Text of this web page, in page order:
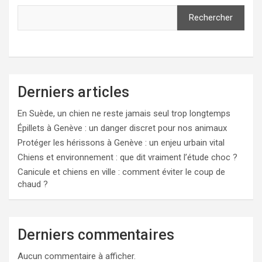
Rechercher
Derniers articles
En Suède, un chien ne reste jamais seul trop longtemps
Épillets à Genève : un danger discret pour nos animaux
Protéger les hérissons à Genève : un enjeu urbain vital
Chiens et environnement : que dit vraiment l’étude choc ?
Canicule et chiens en ville : comment éviter le coup de
chaud ?
Derniers commentaires
Aucun commentaire à afficher.